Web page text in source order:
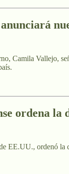
Camila Vallejo,
ordena la
EE.UU., ordenó la